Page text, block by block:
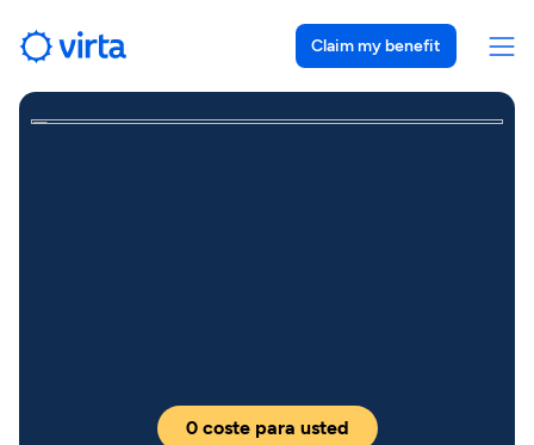
Claim my benefit
0 coste para usted